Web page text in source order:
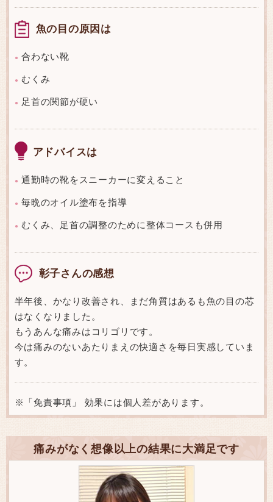
魚の目の原因は
● 合わない靴
● むくみ
● 足首の関節が硬い
アドバイスは
● 通勤時の靴をスニーカーに変えること
● 毎晩のオイル塗布を指導
● むくみ、足首の調整のために整体コースも併用
彰子さんの感想
半年後、かなり改善され、まだ角質はあるも魚の目の芯
はなくなりました。
もうあんな痛みはコリゴリです。
今は痛みのないあたりまえの快適さを毎日実感していま
す。
※「免責事項」 効果には個人差があります。
痛みがなく想像以上の結果に大満足です